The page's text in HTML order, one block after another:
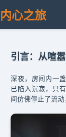
内心之旅
引言：从喧
深夜，房间内一
已陷入沉寂，只
间仿佛停止了流